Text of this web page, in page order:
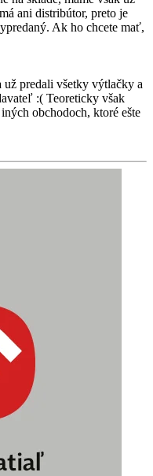
ani distribútor, preto je
Ak ho chcete mať,
predali všetky výtlačky a
:( Teoreticky však
obchodoch, ktoré ešte